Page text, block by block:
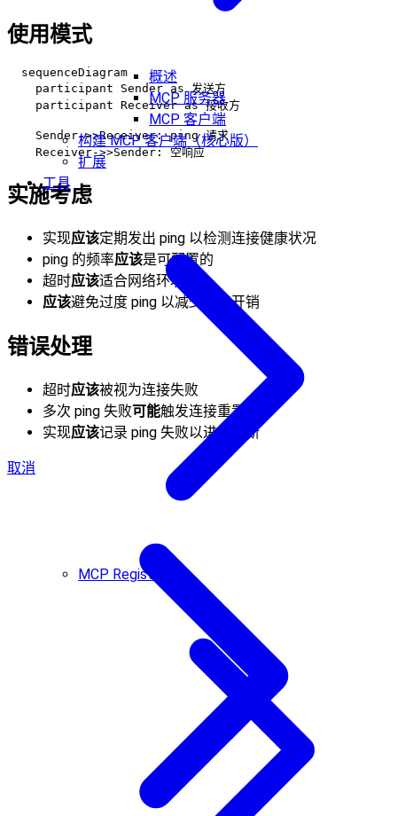
概述
MCP 服务器
MCP 客户端
构建 MCP 客户端（核心版）
扩展
工具
MCP Registry
使用模式
  sequenceDiagram
    participant Sender as 发送方
    participant Receiver as 接收方
    Sender->>Receiver: ping 请求
实施考虑
实现应该定期发出 ping 以检测连接健康状况
ping 的频率应该是可配置的
超时应该适合网络环境
应该避免过度 ping 以减少网络开销
错误处理
超时应该被视为连接失败
多次 ping 失败可能触发连接重置
实现应该记录 ping 失败以进行诊断
取消